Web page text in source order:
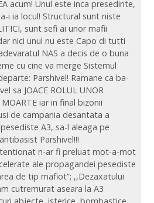
acum! Unul este inca presedinte,
i ia locul! Structural sunt niste
sunt sefi ai unor mafii
nici unul nu este Capo di tutti
NAS a decis de o buna
cu cine va merge Sistemul
Parshivel! Ramane ca ba-
sa JOACE ROLUL UNOR
iar in final bizonii
de campania desantata a
A3, sa-l aleaga pe
Parshivel!!!
n-ar fi preluat mot-a-mot
ale propagandei pesediste
de tip mafiot”; ,,Dezaxatului
cutremurat aseara la A3